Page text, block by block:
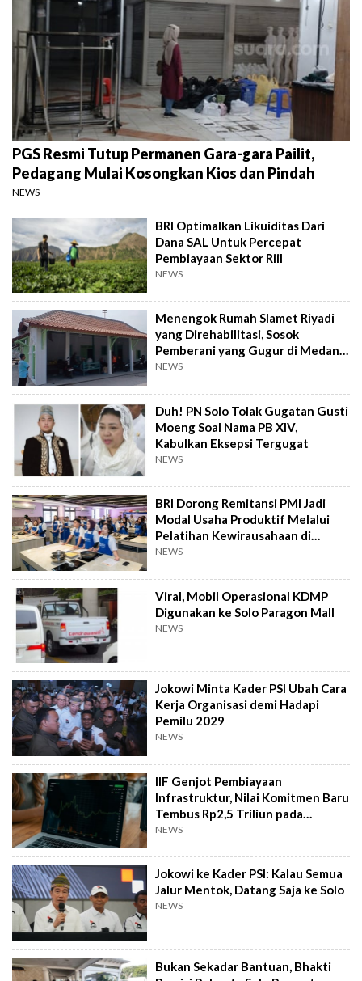
PGS Resmi Tutup Permanen Gara-gara Pailit,
Pedagang Mulai Kosongkan Kios dan Pindah
NEWS
BRI Optimalkan Likuiditas Dari
Dana SAL Untuk Percepat
Pembiayaan Sektor Riil
NEWS
Menengok Rumah Slamet Riyadi
yang Direhabilitasi, Sosok
Pemberani yang Gugur di Medan
Perang
NEWS
Duh! PN Solo Tolak Gugatan Gusti
Moeng Soal Nama PB XIV,
Kabulkan Eksepsi Tergugat
NEWS
BRI Dorong Remitansi PMI Jadi
Modal Usaha Produktif Melalui
Pelatihan Kewirausahaan di
Taiwan
NEWS
Viral, Mobil Operasional KDMP
Digunakan ke Solo Paragon Mall
NEWS
Jokowi Minta Kader PSI Ubah Cara
Kerja Organisasi demi Hadapi
Pemilu 2029
NEWS
IIF Genjot Pembiayaan
Infrastruktur, Nilai Komitmen Baru
Tembus Rp2,5 Triliun pada
Semester I 2026
NEWS
Jokowi ke Kader PSI: Kalau Semua
Jalur Mentok, Datang Saja ke Solo
NEWS
Bukan Sekadar Bantuan, Bhakti